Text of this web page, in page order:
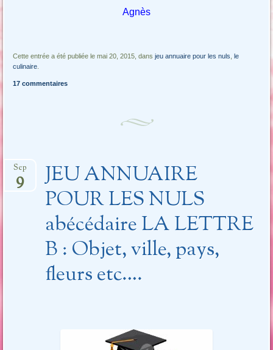
Agnès
Cette entrée a été publiée le mai 20, 2015, dansjeu annuaire pour les nuls ,le
culinaire
17 commentaires
JEU ANNUAIRE
POUR LES NULS
abécédaire LA LETTRE
B : Objet, ville, pays,
fleurs etc….
Sep
9